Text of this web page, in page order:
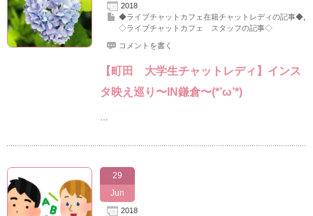
2018
◆ライブチャットカフェ在籍チャットレディの記事◆,
◇ライブチャットカフェ スタッフの記事◇
コメントを書く
【町田 大学生チャットレディ】インス
タ映え巡り〜IN鎌倉〜(*’ω’*)
…
29
Jun
2018